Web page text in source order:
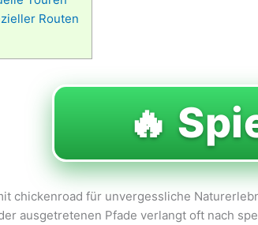
Routen
🔥
chickenroad für unvergessliche
ausgetretenen Pfade verlangt oft nach